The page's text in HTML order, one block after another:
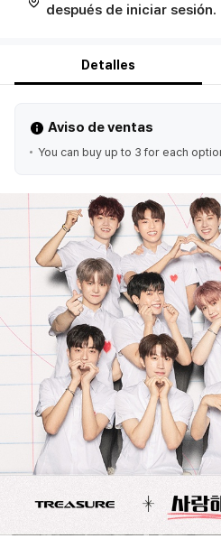
después de iniciar sesión.
Detalles
Aviso de ventas
You can buy up to 3 for each